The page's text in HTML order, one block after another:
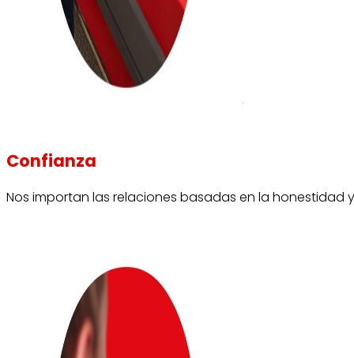
Confianza
Nos importan las relaciones basadas en la honestidad